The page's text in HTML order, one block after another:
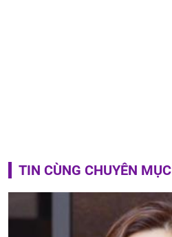
TIN CÙNG CHUYÊN MỤC